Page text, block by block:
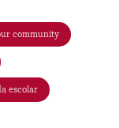
community
escolar